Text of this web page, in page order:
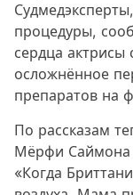
процедуры,
сердца актрисы
осложнённое
препаратов на
По рассказам
Мёрфи Саймона
«Когда